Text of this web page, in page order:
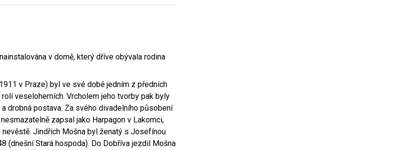
v domě, který dříve obývala rodina
v Praze) byl ve své době jedním z předních
veseloherních. Vrcholem jeho tvorby pak byly
drobná postava. Za svého divadelního působení
zapsal jako Harpagon v Lakomci,
Jindřich Mošna byl ženatý s Josefínou
(dnešní Stará hospoda). Do Dobříva jezdil Mošna